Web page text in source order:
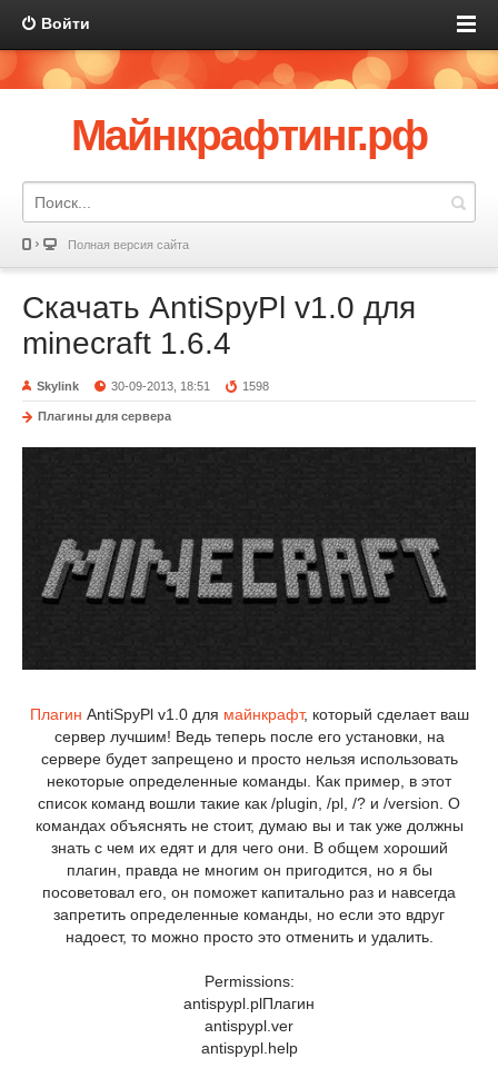
Войти
Майнкрафтинг.рф
Полная версия сайта
Скачать AntiSpyPl v1.0 для
minecraft 1.6.4
Skylink 30-09-2013, 18:51 1598
Плагины для сервера
Плагин AntiSpyPl v1.0 для майнкрафт, который сделает ваш
сервер лучшим! Ведь теперь после его установки, на
сервере будет запрещено и просто нельзя использовать
некоторые определенные команды. Как пример, в этот
список команд вошли такие как /plugin, /pl, /? и /version. О
командах объяснять не стоит, думаю вы и так уже должны
знать с чем их едят и для чего они. В общем хороший
плагин, правда не многим он пригодится, но я бы
посоветовал его, он поможет капитально раз и навсегда
запретить определенные команды, но если это вдруг
надоест, то можно просто это отменить и удалить.
Permissions:
antispypl.plПлагин
antispypl.ver
antispypl.help